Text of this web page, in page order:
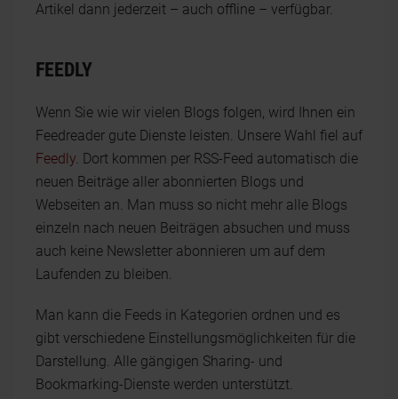
Artikel dann jederzeit – auch offline – verfügbar.
FEEDLY
Wenn Sie wie wir vielen Blogs folgen, wird Ihnen ein
Feedreader gute Dienste leisten. Unsere Wahl fiel auf
Feedly. Dort kommen per RSS-Feed automatisch die
neuen Beiträge aller abonnierten Blogs und
Webseiten an. Man muss so nicht mehr alle Blogs
einzeln nach neuen Beiträgen absuchen und muss
auch keine Newsletter abonnieren um auf dem
Laufenden zu bleiben.
Man kann die Feeds in Kategorien ordnen und es
gibt verschiedene Einstellungsmöglichkeiten für die
Darstellung. Alle gängigen Sharing- und
Bookmarking-Dienste werden unterstützt.